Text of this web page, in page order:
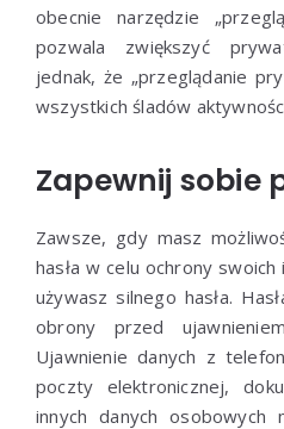
obecnie narzędzie
pozwala zwiększyć
jednak, że „przeglądanie
wszystkich śladów
Zapewnij sobie
Zawsze, gdy masz
hasła w celu ochrony
używasz silnego hasła.
obrony przed
Ujawnienie danych z
poczty elektronicznej,
innych danych osobowych